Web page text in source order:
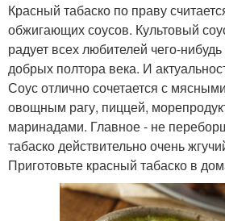
Красный табаско по праву
обжигающих соусов. Культовый
радует всех любителей чего-
добрых полтора века. И
Соус отлично сочетается с
овощным рагу, пиццей,
маринадами. Главное - не
табаско действительно очень
Приготовьте красный табаско в